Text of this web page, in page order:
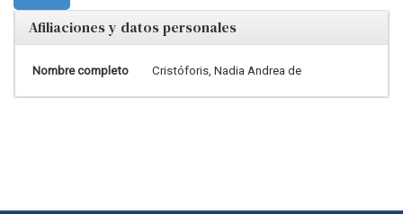
Afiliaciones y datos personales
Nombre completo Cristóforis, Nadia Andrea de